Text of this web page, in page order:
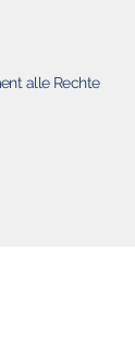
alle Rechte